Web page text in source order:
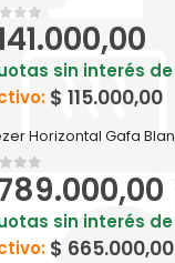
of 5
sin interés de
$ 115.000,00
of 5
sin interés de
$ 665.000,00